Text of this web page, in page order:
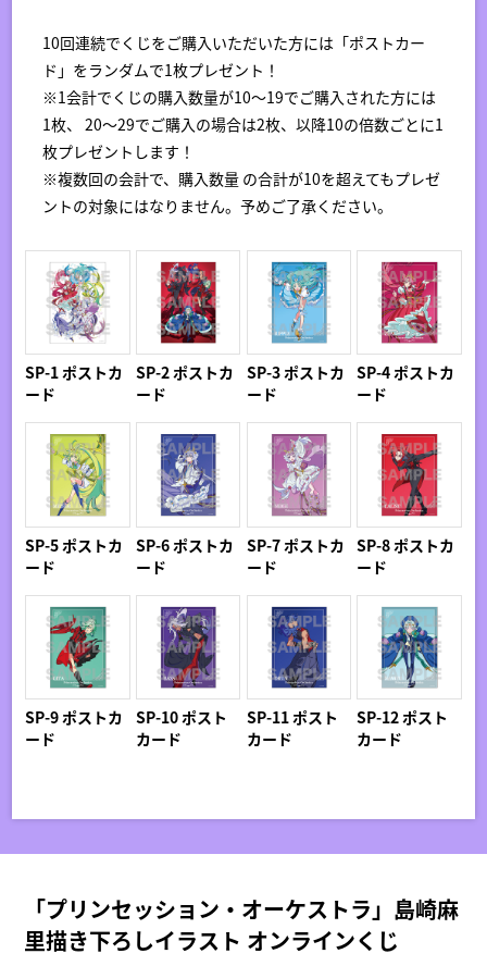
10回連続でくじをご購入いただいた方には「ポストカー
ド」をランダムで1枚プレゼント！
※1会計でくじの購入数量が10～19でご購入された方には
1枚、 20～29でご購入の場合は2枚、以降10の倍数ごとに1
枚プレゼントします！
※複数回の会計で、購入数量 の合計が10を超えてもプレゼ
ントの対象にはなりません。予めご了承ください。
SP-1 ポストカ
ード
SP-2 ポストカ
ード
SP-3 ポストカ
ード
SP-4 ポストカ
ード
SP-5 ポストカ
ード
SP-6 ポストカ
ード
SP-7 ポストカ
ード
SP-8 ポストカ
ード
SP-9 ポストカ
ード
SP-10 ポスト
カード
SP-11 ポスト
カード
SP-12 ポスト
カード
「プリンセッション・オーケストラ」島崎麻
里描き下ろしイラスト オンラインくじ